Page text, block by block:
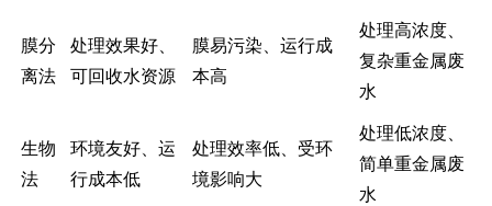
膜分
离法
处理效果好、
可回收水资源
膜易污染、运行成
本高
处理高浓度、
复杂重金属废
水
生物
法
环境友好、运
行成本低
处理效率低、受环
境影响大
处理低浓度、
简单重金属废
水